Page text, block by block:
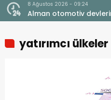
8 Ağustos 2026 - 09:24
Alman otomotiv
dışına kayıyor
yatırımcı ülkeler